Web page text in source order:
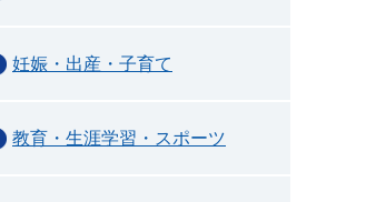
妊娠・出産・子育て
教育・生涯学習・スポーツ